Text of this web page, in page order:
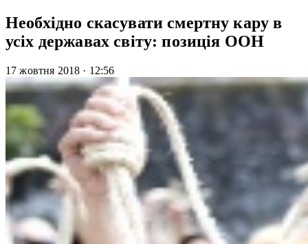
Необхідно скасувати смертну кару в
усіх державах світу: позиція ООН
17 жовтня 2018 · 12:56